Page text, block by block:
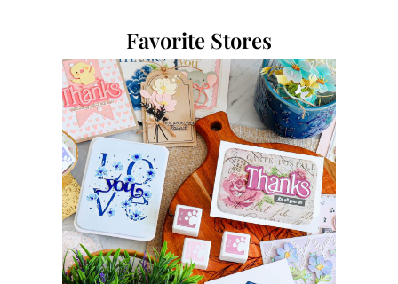
Favorite Stores